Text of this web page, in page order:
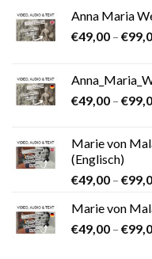
Anna Maria
€49,00 – €
€49,00 – €
Marie von
(Englisch)
€49,00 – €
Marie von
€49,00 – €